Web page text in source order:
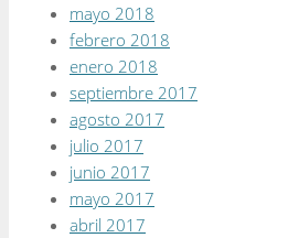
mayo 2018
febrero 2018
enero 2018
septiembre 2017
agosto 2017
julio 2017
junio 2017
mayo 2017
abril 2017